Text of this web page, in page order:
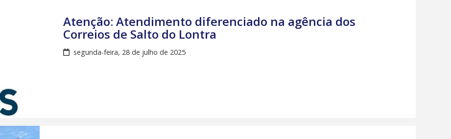
Atenção: Atendimento diferenciado na agência dos
Correios de Salto do Lontra
segunda-feira, 28 de julho de 2025